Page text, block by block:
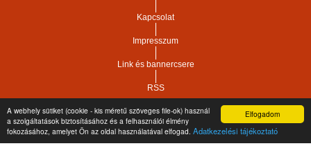
Elfogadom
A webhely sütiket (cookie - kis méretű szöveges file-ok) használ
a szolgáltatások biztosításához és a felhasználói élmény
fokozásához, amelyet Ön az oldal használatával elfogad. Adatkezelési tájékoztató
Kapcsolat
Impresszum
Link és bannercsere
RSS
Copyright © 2021.Vár-Köz Kft. - Ingatlan nyilvántartó, ügyviteli és
adminisztrációs szoftver